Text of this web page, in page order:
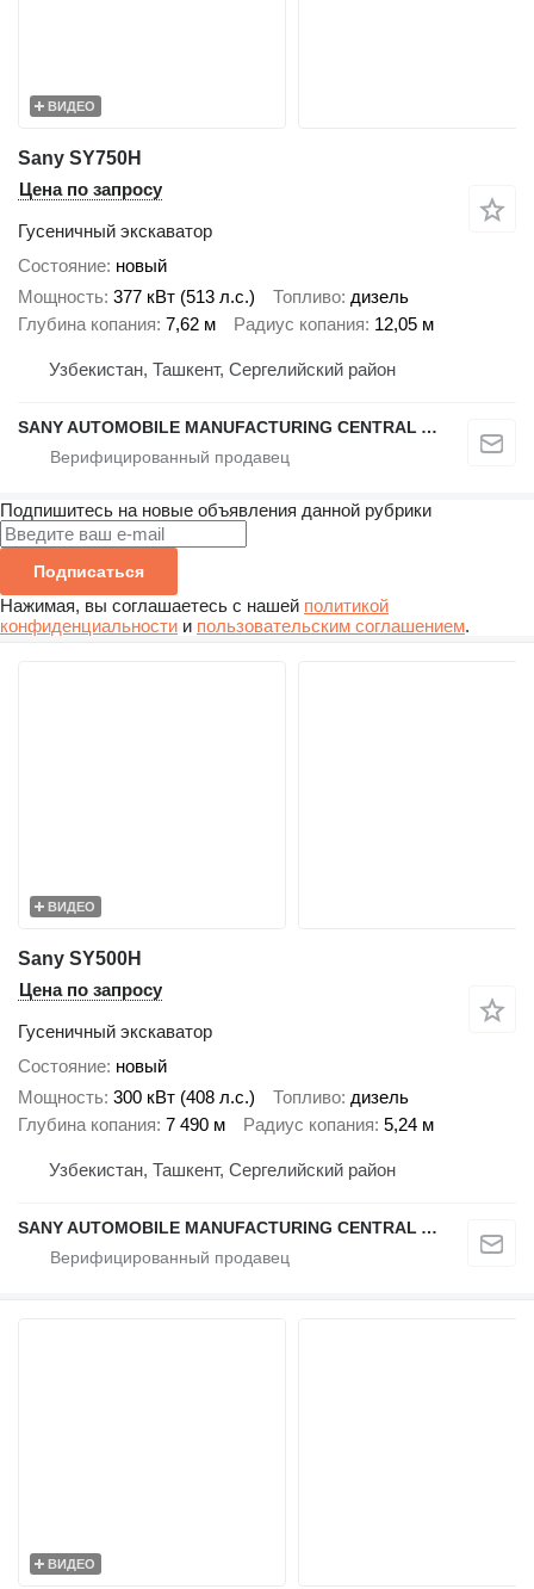
ВИДЕО
Sany SY750H
Цена по запросу
Гусеничный экскаватор
Состояние новый
Мощность 377 кВт (513 л.с.) Топливо дизель
Глубина копания 7,62 м Радиус копания 12,05 м
Узбекистан, Ташкент, Сергелийский район
SANY AUTOMOBILE MANUFACTURING CENTRAL ASIA
Подпишитесь на новые объявления данной рубрики
Подписаться
Нажимая, вы соглашаетесь с нашей политикой
конфиденциальности и пользовательским соглашением.
ВИДЕО
Sany SY500H
Цена по запросу
Гусеничный экскаватор
Состояние новый
Мощность 300 кВт (408 л.с.) Топливо дизель
Глубина копания 7 490 м Радиус копания 5,24 м
Узбекистан, Ташкент, Сергелийский район
SANY AUTOMOBILE MANUFACTURING CENTRAL ASIA
ВИДЕО